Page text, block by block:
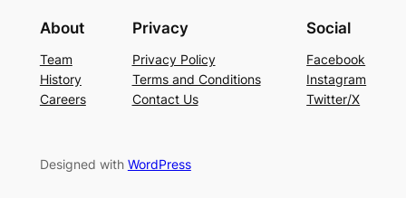
About
Team
History
Careers
Privacy
Privacy Policy
Terms and Conditions
Contact Us
Social
Facebook
Instagram
Twitter/X
Designed with WordPress